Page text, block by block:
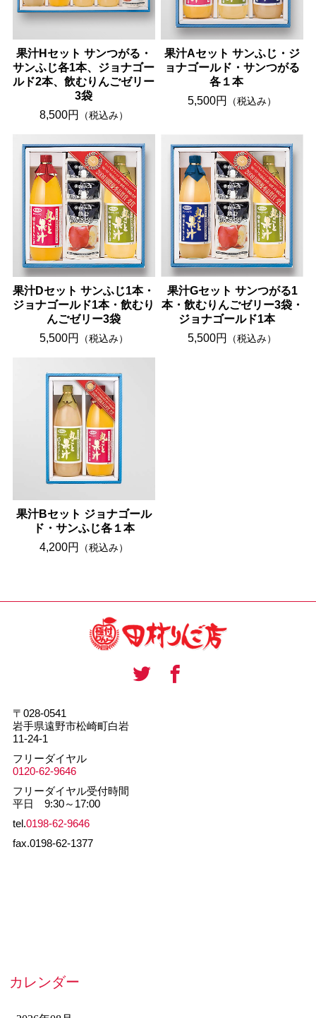
果汁Hセット サンつがる・
サンふじ各1本、ジョナゴー
ルド2本、飲むりんごゼリー
3袋
8,500円
（税込み）
果汁Aセット サンふじ・ジ
ョナゴールド・サンつがる
各１本
5,500円
（税込み）
果汁Dセット サンふじ1本・
ジョナゴールド1本・飲むり
んごゼリー3袋
5,500円
（税込み）
果汁Gセット サンつがる1
本・飲むりんごゼリー3袋・
ジョナゴールド1本
5,500円
（税込み）
果汁Bセット ジョナゴール
ド・サンふじ各１本
4,200円
（税込み）
〒028-0541
岩手県遠野市松崎町白岩
11-24-1
フリーダイヤル
0120-62-9646
フリーダイヤル受付時間
平日 9:30～17:00
tel.0198-62-9646
fax.0198-62-1377
カレンダー